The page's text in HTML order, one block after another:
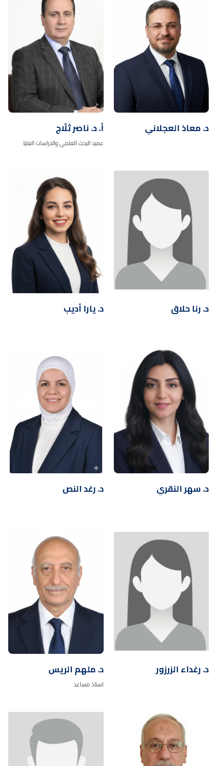
د. معاذ العجلاني أ. د. ناصر ثلّاج
عميد البحث العلمي والدراسات العليا
د. رنا حلاق د. يارا أديب
د. سهر النقري د. رغد النص
د. رغداء الزرزور د. ملهم الريس
استاذ مساعد